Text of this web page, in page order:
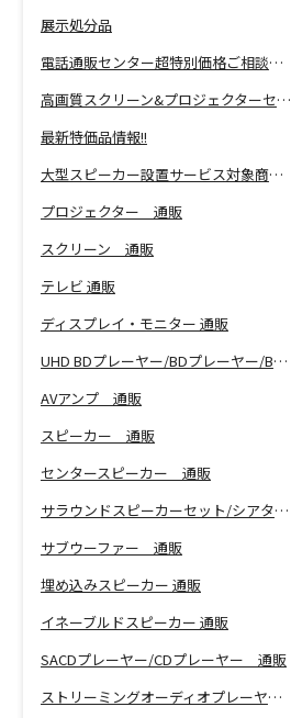
展示処分品
電話通販センター超特別価格ご相談コーナー！
高画質スクリーン&プロジェクターセット超特価！
最新特価品情報!!
大型スピーカー設置サービス対象商品！
プロジェクター 通販
スクリーン 通販
テレビ 通販
ディスプレイ・モニター 通販
UHD BDプレーヤー/BDプレーヤー/BDレコーダー 通販
AVアンプ 通販
スピーカー 通販
センタースピーカー 通販
サラウンドスピーカーセット/シアターバー 通販
サブウーファー 通販
埋め込みスピーカー 通販
イネーブルドスピーカー 通販
SACDプレーヤー/CDプレーヤー 通販
ストリーミングオーディオプレーヤー 通販